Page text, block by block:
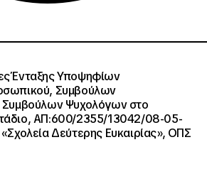
Ένταξης Υποψηφίων
Συμβούλων
Συμβούλων Ψυχολόγων στο
ΑΠ:600/2355/13042/08-05-
Δεύτερης Ευκαιρίας», ΟΠΣ